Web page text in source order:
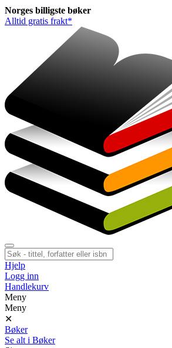
Norges billigste bøker
Alltid gratis frakt*
Hjelp
Logg inn
Handlekurv
Meny
Meny
✕
Bøker
Se alt i Bøker